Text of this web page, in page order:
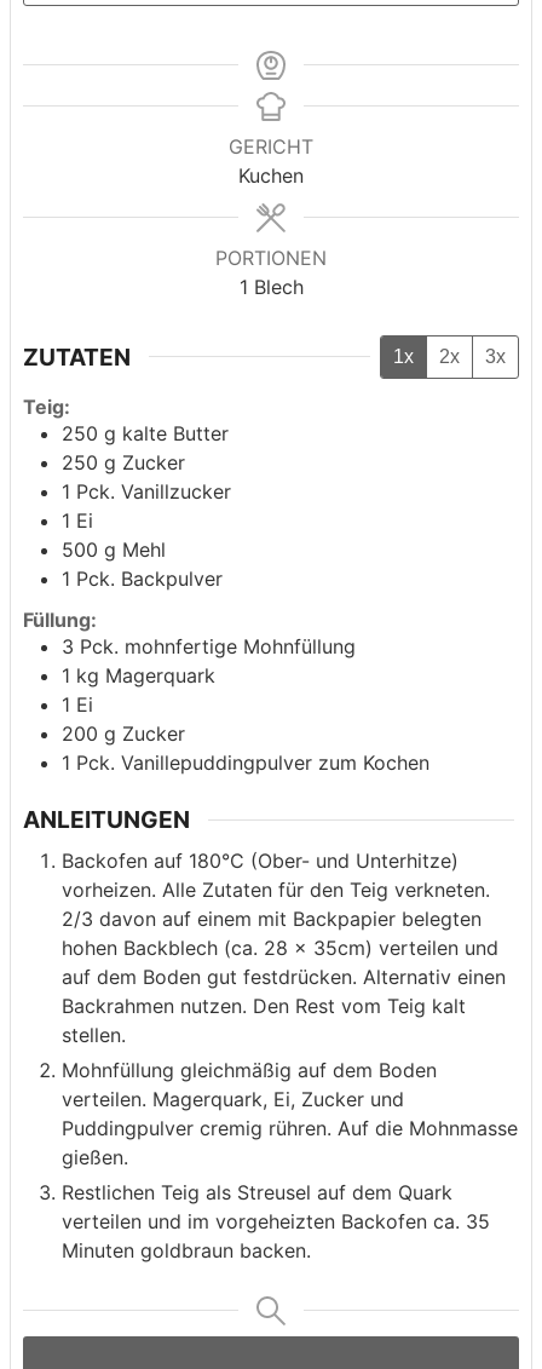
GERICHT
Kuchen
PORTIONEN
1 Blech
ZUTATEN 1x 2x 3x
Teig:
250 g kalte Butter
250 g Zucker
1 Pck. Vanillzucker
1 Ei
500 g Mehl
1 Pck. Backpulver
Füllung:
3 Pck. mohnfertige Mohnfüllung
1 kg Magerquark
1 Ei
200 g Zucker
1 Pck. Vanillepuddingpulver zum Kochen
ANLEITUNGEN
Backofen auf 180°C (Ober- und Unterhitze)
vorheizen. Alle Zutaten für den Teig verkneten.
2/3 davon auf einem mit Backpapier belegten
hohen Backblech (ca. 28 x 35cm) verteilen und
auf dem Boden gut festdrücken. Alternativ einen
Backrahmen nutzen. Den Rest vom Teig kalt
stellen.
Mohnfüllung gleichmäßig auf dem Boden
verteilen. Magerquark, Ei, Zucker und
Puddingpulver cremig rühren. Auf die Mohnmasse
gießen.
Restlichen Teig als Streusel auf dem Quark
verteilen und im vorgeheizten Backofen ca. 35
Minuten goldbraun backen.